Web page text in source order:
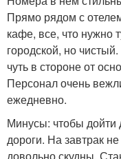
Прямо рядом с
кафе, все, что нужно
городской, но
чуть в стороне от
Персонал очень
ежедневно.
Минусы: чтобы дойти
дороги. На завтрак